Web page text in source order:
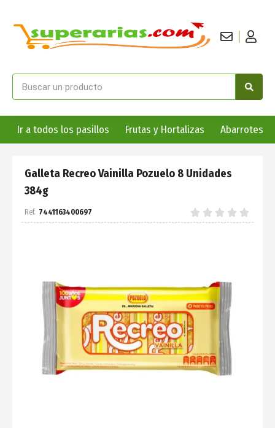
Ir a todos los pasillos Frutas y Hortalizas Abarrotes
Galleta Recreo Vainilla Pozuelo 8 Unidades
384g
7441163400697